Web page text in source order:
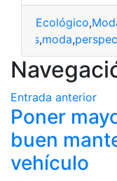
Ecológico,
,moda,
Entrada anterior
Poner
buen
vehículo